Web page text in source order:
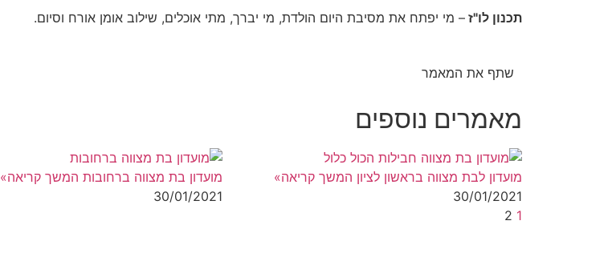
תכנון לו"ז – מי יפתח את מסיבת היום הולדת, מי יברך, מתי אוכלים, שילוב אומן אורח וסיום.
שתף את המאמר
מאמרים נוספים
מועדון לבת מצווה בראשון לציון המשך קריאה»
30/01/2021
מועדון בת מצווה ברחובות המשך קריאה»
30/01/2021
1
2